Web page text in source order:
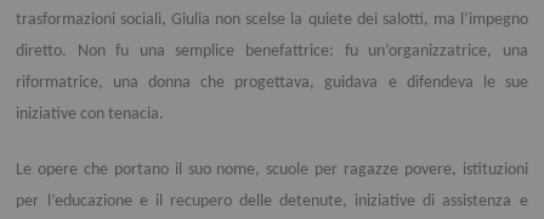
trasformazioni sociali, Giulia non scelse la quiete dei salotti, ma l’impegno
diretto. Non fu una semplice benefattrice: fu un’organizzatrice, una
riformatrice, una donna che progettava, guidava e difendeva le sue
iniziative con tenacia.
Le opere che portano il suo nome, scuole per ragazze povere, istituzioni
per l’educazione e il recupero delle detenute, iniziative di assistenza e